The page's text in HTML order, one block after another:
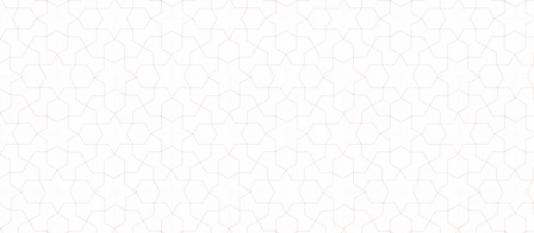
Теплий жіночий гольф з начосом
500.00грн.